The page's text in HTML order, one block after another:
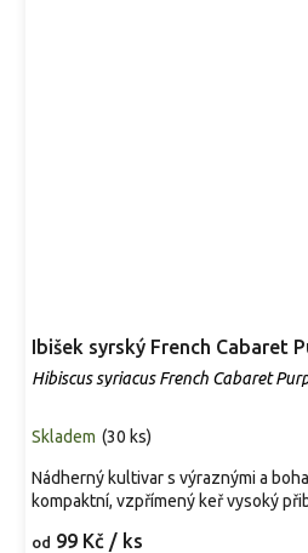
Ibišek syrský French Cabaret
Hibiscus syriacus French Cabaret
Skladem (30 ks)
od 99 Kč / ks
Nádherný kultivar s výraznými a
kompaktní, vzpřímený keř vysoký